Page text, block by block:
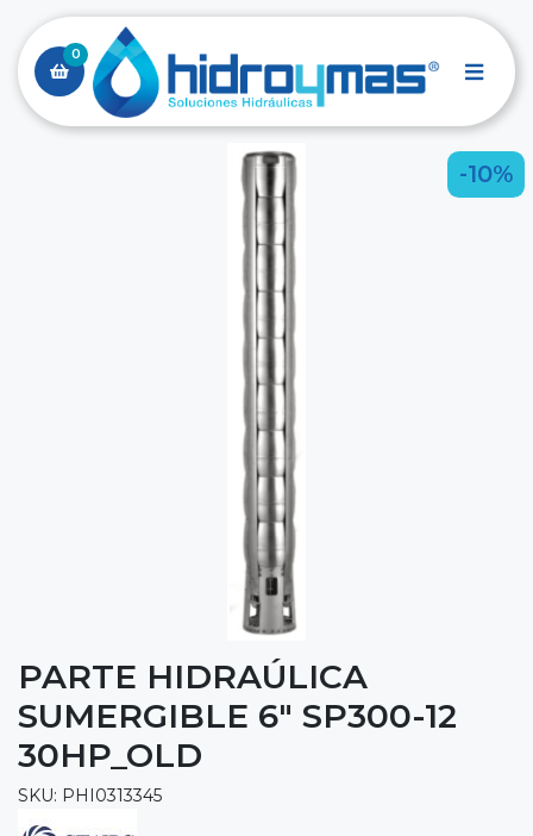
0
-10%
PARTE HIDRAÚLICA
SUMERGIBLE 6" SP300-12
30HP_OLD
SKU: PHI0313345